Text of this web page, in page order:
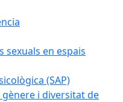
sexuals en espais
(SAP)
i diversitat de